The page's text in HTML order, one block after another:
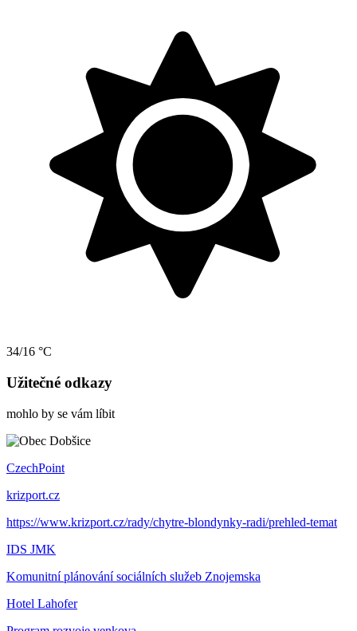
34/16 °C
Užitečné odkazy
mohlo by se vám líbit
CzechPoint
krizport.cz
https://www.krizport.cz/rady/chytre-blondynky-radi/prehled-temat
IDS JMK
Komunitní plánování sociálních služeb Znojemska
Hotel Lahofer